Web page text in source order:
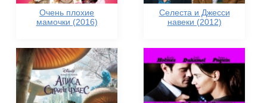
Очень плохие
мамочки (2016)
Селеста и Джесси
навеки (2012)